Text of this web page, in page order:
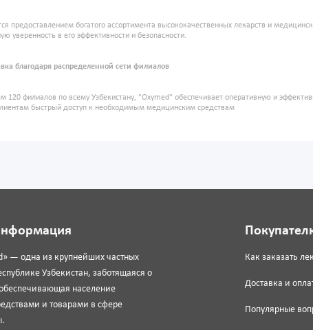
предоставлением богатого ассортимента высококачественных лекарств и
уверенность в его эффективности и безопасности.
благодаря распределенной сети филиалов
120 филиалов по всему Узбекистану, "Oxymed" обеспечивает оперативную и
быстрый доступ к необходимым медицинским средствам
— одна из крупнейших частных
Узбекистан, заботящаяся о
население
и товарами в сфере
Как заказать
Доставка и
Популярные